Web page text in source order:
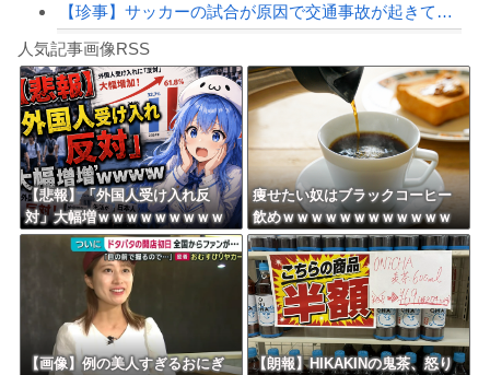
Powered by livedoor 相互RSS
【珍事】サッカーの試合が原因で交通事故が起きてしまう。
【言うて人手不足だし？】未経験から「エンジニア」になるという選択‥‥
8/4のニュース
日本旅行キャンセルすべきか…1万年ぶり史上最大級の火山の兆し＝韓国の反応
更新中止のお知らせ
海外「おめでとうタキ！」リヴァプール南野がバースデーゴール！！
Powered by livedoor 相互RSS
人気記事画像RSS
【悲報】「外国人受け入れ反
対」大幅増ｗｗｗｗｗｗｗｗｗ
ｗｗｗｗｗｗｗｗｗ
痩せたい奴はブラックコーヒー
飲めｗｗｗｗｗｗｗｗｗｗｗｗ
ｗ
【画像】例の美人すぎるおにぎ
【朗報】HIKAKINの鬼茶、怒り